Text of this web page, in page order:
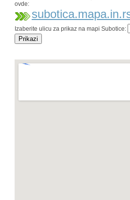
ovde:
Izaberite ulicu za prikaz na mapi Subotice: